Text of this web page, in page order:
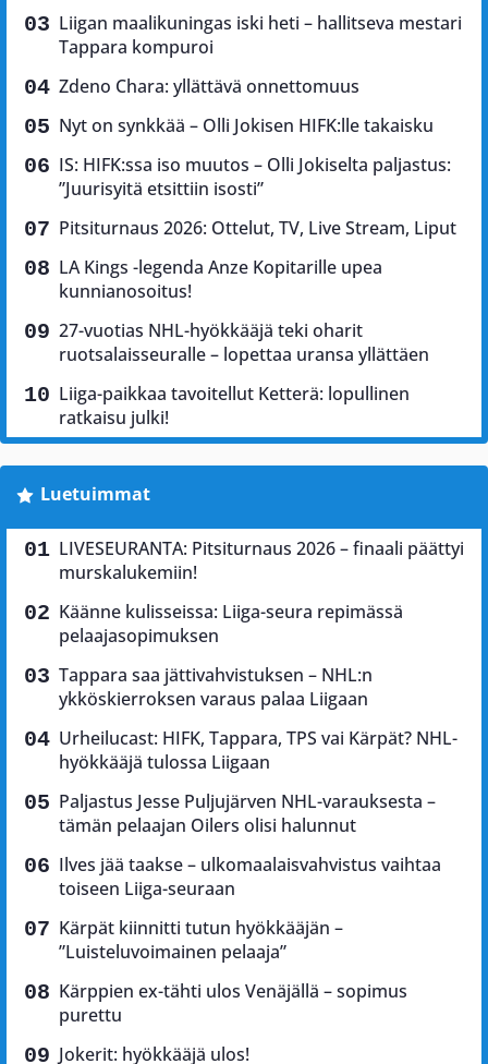
Liigan maalikuningas iski heti – hallitseva mestari
Tappara kompuroi
Zdeno Chara: yllättävä onnettomuus
Nyt on synkkää – Olli Jokisen HIFK:lle takaisku
IS: HIFK:ssa iso muutos – Olli Jokiselta paljastus:
”Juurisyitä etsittiin isosti”
Pitsiturnaus 2026: Ottelut, TV, Live Stream, Liput
LA Kings -legenda Anze Kopitarille upea
kunnianosoitus!
27-vuotias NHL-hyökkääjä teki oharit
ruotsalaisseuralle – lopettaa uransa yllättäen
Liiga-paikkaa tavoitellut Ketterä: lopullinen
ratkaisu julki!
Luetuimmat
LIVESEURANTA: Pitsiturnaus 2026 – finaali päättyi
murskalukemiin!
Käänne kulisseissa: Liiga-seura repimässä
pelaajasopimuksen
Tappara saa jättivahvistuksen – NHL:n
ykköskierroksen varaus palaa Liigaan
Urheilucast: HIFK, Tappara, TPS vai Kärpät? NHL-
hyökkääjä tulossa Liigaan
Paljastus Jesse Puljujärven NHL-varauksesta –
tämän pelaajan Oilers olisi halunnut
Ilves jää taakse – ulkomaalaisvahvistus vaihtaa
toiseen Liiga-seuraan
Kärpät kiinnitti tutun hyökkääjän –
”Luisteluvoimainen pelaaja”
Kärppien ex-tähti ulos Venäjällä – sopimus
purettu
Jokerit: hyökkääjä ulos!